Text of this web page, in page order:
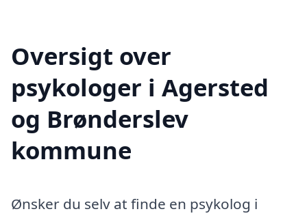
Oversigt over
psykologer i Agersted
og Brønderslev
kommune
Ønsker du selv at finde en psykolog i